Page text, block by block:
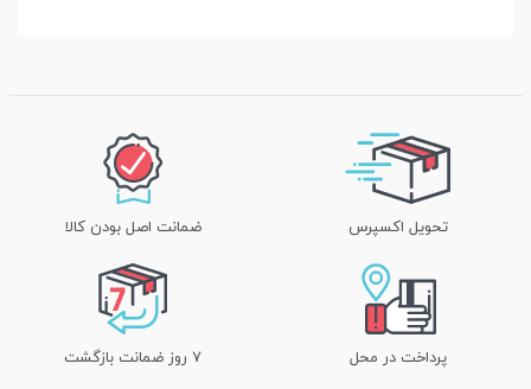
تحویل اکسپرس ضمانت اصل بودن کالا
پرداخت در محل ۷ روز ضمانت بازگشت